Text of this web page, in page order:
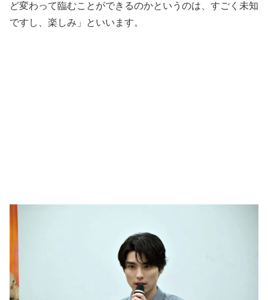
ど変わって臨むことができるのかというのは、すごく未知
ですし、楽しみ」といいます。